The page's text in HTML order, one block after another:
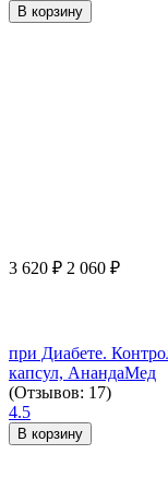
В корзину
3 620 ₽ 2 060 ₽
при Диабете.
капсул, АнандаМед
(Отзывов: 17)
4.5
В корзину